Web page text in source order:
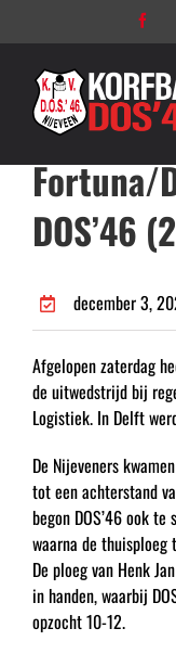
naar
Fortuna/
DOS’46
december 3,
Afgelopen zaterdag
de uitwedstrijd bij
Logistiek. In Delft
De Nijeveners
tot een achterstand
begon DOS’46 ook
waarna de
De ploeg van Henk
in handen, waarbij
opzocht 10-12.